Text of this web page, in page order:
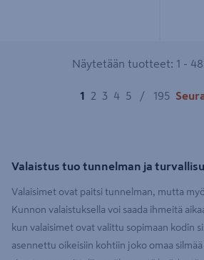
Näytetään tuotteet: 1 -
1 2 3 4 5 / 195
Valaistus tuo tunnelman ja
Valaisimet ovat paitsi tunnelman, mutta
Kunnon valaistuksella voi saada ihmeitä
kun valaisimet ovat valittu sopimaan kodin
asennettu oikeisiin kohtiin joko omaa silmää